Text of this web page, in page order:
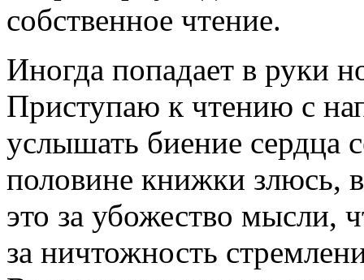
собственное чтение.
Иногда попадает в руки
Приступаю к чтению с
услышать биение сердца
половине книжки злюсь,
это за убожество мысли,
за ничтожность